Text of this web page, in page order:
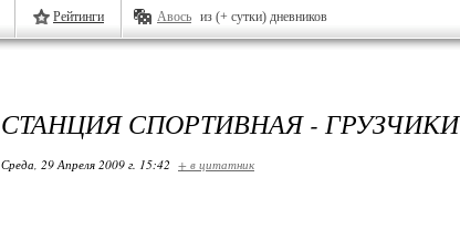
Рейтинги Авось из (+ сутки) дневников
СТАНЦИЯ СПОРТИВНАЯ - ГРУЗЧИКИ
Среда, 29 Апреля 2009 г. 15:42 + в цитатник